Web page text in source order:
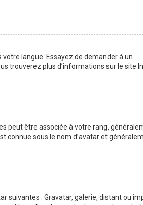
votre langue. Essayez de demander à un
trouverez plus d’informations sur le site
peut être associée à votre rang,
connue sous le nom d’avatar et
suivantes : Gravatar, galerie, distant ou